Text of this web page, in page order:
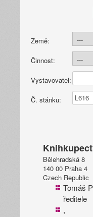
Země:
Činnost:
Vystavovatel:
Č. stánku:
Bělehradská 8
140 00 Praha 4
Czech Republic
Tomáš
ředitele
,